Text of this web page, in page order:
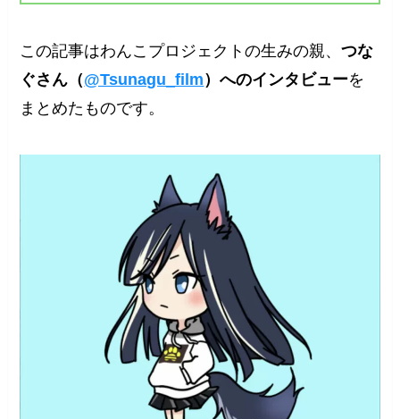
この記事はわんこプロジェクトの生みの親、つな
ぐさん（@Tsunagu_film）へのインタビューを
まとめたものです。